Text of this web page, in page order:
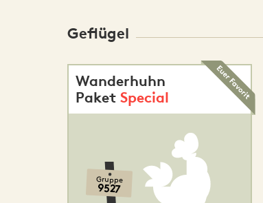
Geflügel
Wanderhuhn
PaketSpecial
Gruppe
9527